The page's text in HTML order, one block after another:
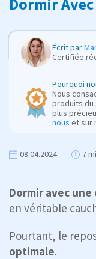
Écrit par
Certifiée
Pourquoi
Nous
produits du
plus
nous et sur
08.04.2024 7
Dormir avec une
en véritable
Pourtant, le
optimale.